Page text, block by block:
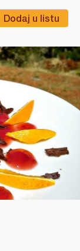
Dodaj u listu